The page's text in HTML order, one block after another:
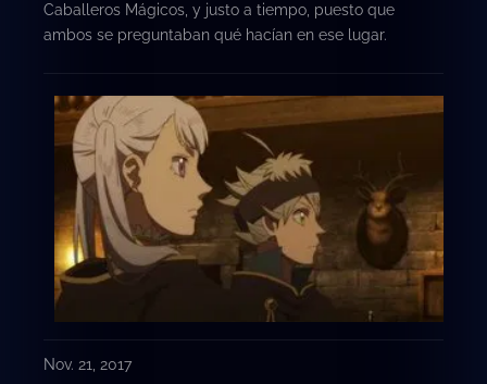
Caballeros Mágicos, y justo a tiempo, puesto que
ambos se preguntaban qué hacían en ese lugar.
Nov. 21, 2017